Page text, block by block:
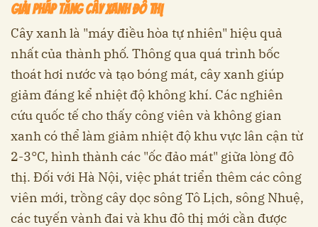
Giải pháp tăng cây xanh đô thị
Cây xanh là "máy điều hòa tự nhiên" hiệu quả
nhất của thành phố. Thông qua quá trình bốc
thoát hơi nước và tạo bóng mát, cây xanh giúp
giảm đáng kể nhiệt độ không khí. Các nghiên
cứu quốc tế cho thấy công viên và không gian
xanh có thể làm giảm nhiệt độ khu vực lân cận từ
2-3°C, hình thành các "ốc đảo mát" giữa lòng đô
thị. Đối với Hà Nội, việc phát triển thêm các công
viên mới, trồng cây dọc sông Tô Lịch, sông Nhuệ,
các tuyến vành đai và khu đô thị mới cần được